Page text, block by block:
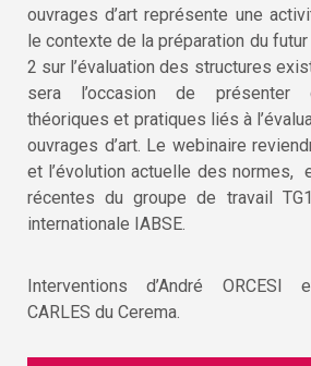
ouvrages d’art représente une
le contexte de la préparation du
2 sur l’évaluation des structures
sera l’occasion de présenter
théoriques et pratiques liés à
ouvrages d’art. Le webinaire
et l’évolution actuelle des normes,
récentes du groupe de travail
internationale IABSE.
Interventions d’André ORCESI
CARLES du Cerema.